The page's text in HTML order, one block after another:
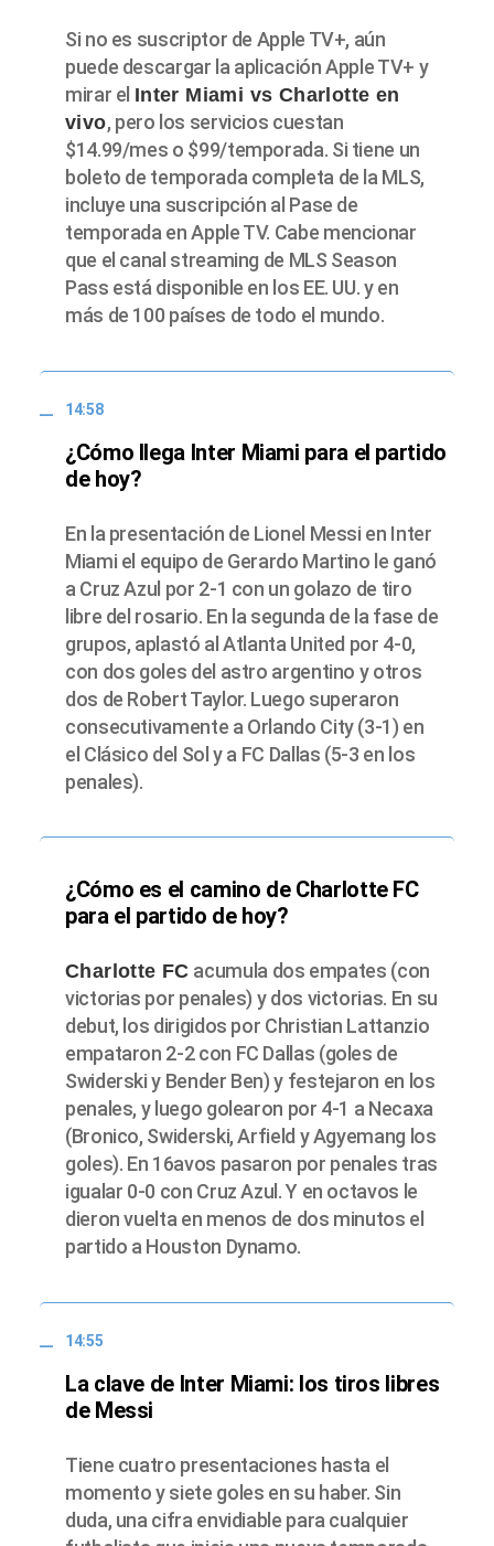
Si no es suscriptor de Apple TV+, aún
puede descargar la aplicación Apple TV+ y
mirar el Inter Miami vs Charlotte en
vivo, pero los servicios cuestan
$14.99/mes o $99/temporada. Si tiene un
boleto de temporada completa de la MLS,
incluye una suscripción al Pase de
temporada en Apple TV. Cabe mencionar
que el canal streaming de MLS Season
Pass está disponible en los EE. UU. y en
más de 100 países de todo el mundo.
14:58
¿Cómo llega Inter Miami para el partido
de hoy?
En la presentación de Lionel Messi en Inter
Miami el equipo de Gerardo Martino le ganó
a Cruz Azul por 2-1 con un golazo de tiro
libre del rosario. En la segunda de la fase de
grupos, aplastó al Atlanta United por 4-0,
con dos goles del astro argentino y otros
dos de Robert Taylor. Luego superaron
consecutivamente a Orlando City (3-1) en
el Clásico del Sol y a FC Dallas (5-3 en los
penales).
¿Cómo es el camino de Charlotte FC
para el partido de hoy?
Charlotte FC acumula dos empates (con
victorias por penales) y dos victorias. En su
debut, los dirigidos por Christian Lattanzio
empataron 2-2 con FC Dallas (goles de
Swiderski y Bender Ben) y festejaron en los
penales, y luego golearon por 4-1 a Necaxa
(Bronico, Swiderski, Arfield y Agyemang los
goles). En 16avos pasaron por penales tras
igualar 0-0 con Cruz Azul. Y en octavos le
dieron vuelta en menos de dos minutos el
partido a Houston Dynamo.
14:55
La clave de Inter Miami: los tiros libres
de Messi
Tiene cuatro presentaciones hasta el
momento y siete goles en su haber. Sin
duda, una cifra envidiable para cualquier